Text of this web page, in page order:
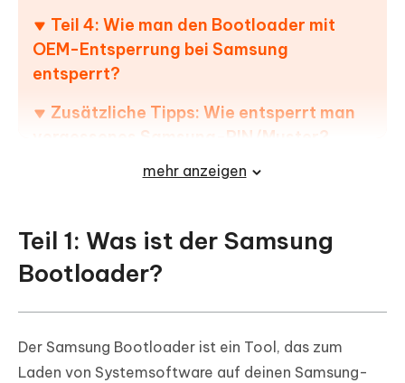
Teil 4: Wie man den Bootloader mit
OEM-Entsperrung bei Samsung
entsperrt?
Zusätzliche Tipps: Wie entsperrt man
vergessenes Samsung-PIN/Muster?
FAQs zum Entsperren des Samsung-
mehr anzeigen
Teil 1: Was ist der Samsung
Bootloader?
Der Samsung Bootloader ist ein Tool, das zum
Laden von Systemsoftware auf deinen Samsung-